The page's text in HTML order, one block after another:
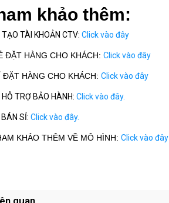
khảo thêm:
TẠO TÀI KHOẢN CTV: Click vào đây
ĐẶT HÀNG CHO KHÁCH: Click vào đây
ĐẶT HÀNG CHO KHÁCH: Click vào đây
TRỢ BẢO HÀNH: Click vào đây.
SỈ: Click vào đây.
KHẢO THÊM VỀ MÔ HÌNH: Click vào đây
quan